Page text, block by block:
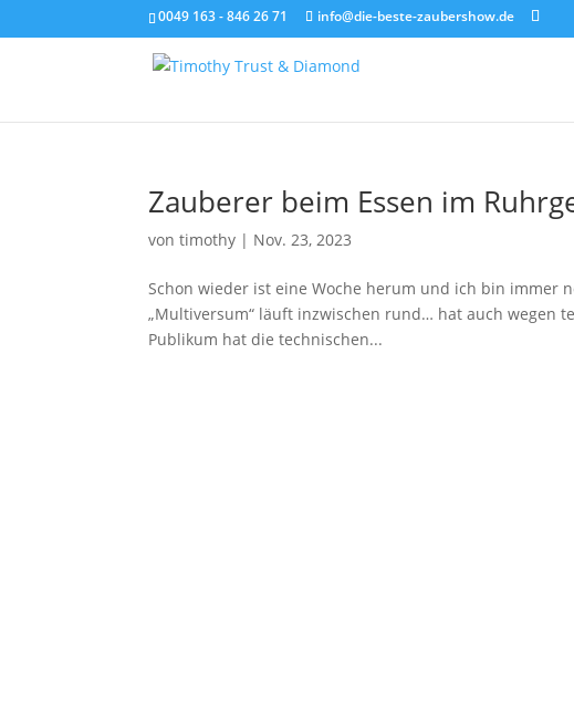
0049 163 - 846 26 71 info@die-beste-zaubershow.de
Zauberer beim Essen im
vontimothy | Nov. 23, 2023
Schon wieder ist eine Woche herum und ich bin immer
„Multiversum“ läuft inzwischen rund… hat auch wegen
Publikum hat die technischen...